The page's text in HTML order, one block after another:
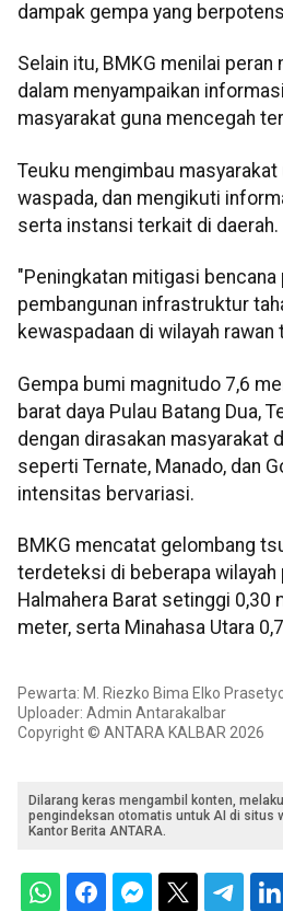
dampak gempa yang
Selain itu, BMKG menilai
dalam menyampaikan
masyarakat guna mencegah
Teuku mengimbau
waspada, dan mengikuti
serta instansi terkait di daerah.
"Peningkatan mitigasi
pembangunan infrastruktur
kewaspadaan di wilayah rawan
Gempa bumi magnitudo 7,6
barat daya Pulau Batang Dua,
dengan dirasakan masyarakat
seperti Ternate, Manado, dan
intensitas bervariasi.
BMKG mencatat gelombang
terdeteksi di beberapa wilayah
Halmahera Barat setinggi 0,30
meter, serta Minahasa Utara
Pewarta: M. Riezko Bima Elko
Uploader: Admin Antarakalbar
Copyright © ANTARA KALBAR 2026
Dilarang keras mengambil konten,
pengindeksan otomatis untuk AI di situs
Kantor Berita ANTARA.